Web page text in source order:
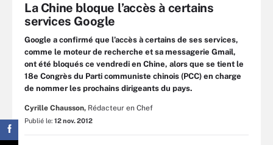
La Chine bloque l’accès à certains
services Google
Google a confirmé que l’accès à certains de ses services,
comme le moteur de recherche et sa messagerie Gmail,
ont été bloqués ce vendredi en Chine, alors que se tient le
18e Congrès du Parti communiste chinois (PCC) en charge
de nommer les prochains dirigeants du pays.
Cyrille Chausson, Rédacteur en Chef
Publié le: 12 nov. 2012